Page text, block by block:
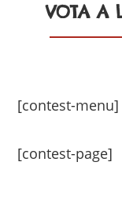
VOTA A
[contest-menu]
[contest-page]